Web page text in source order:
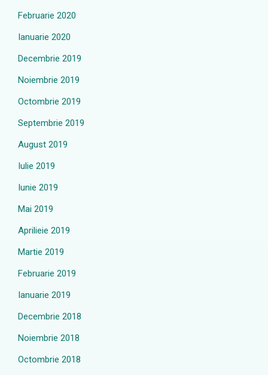
Februarie 2020
Ianuarie 2020
Decembrie 2019
Noiembrie 2019
Octombrie 2019
Septembrie 2019
August 2019
Iulie 2019
Iunie 2019
Mai 2019
Aprilieie 2019
Martie 2019
Februarie 2019
Ianuarie 2019
Decembrie 2018
Noiembrie 2018
Octombrie 2018